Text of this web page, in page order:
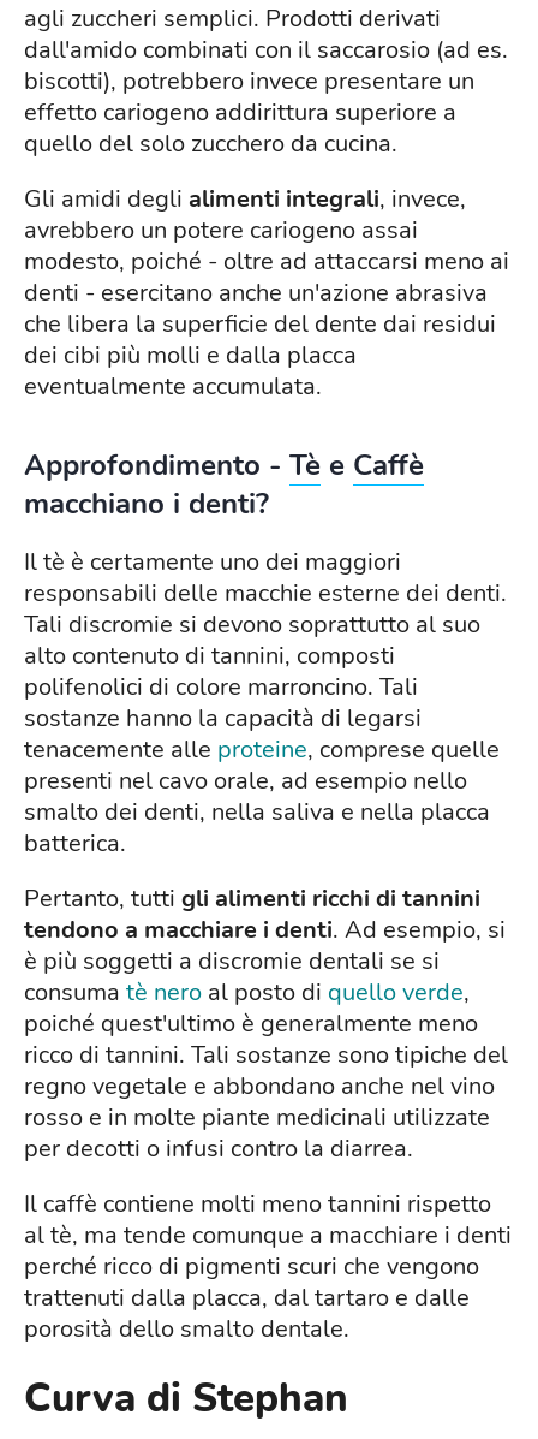
agli zuccheri semplici. Prodotti derivati
dall'amido combinati con il saccarosio (ad es.
biscotti), potrebbero invece presentare un
effetto cariogeno addirittura superiore a
quello del solo zucchero da cucina.
Gli amidi degli alimenti integrali, invece,
avrebbero un potere cariogeno assai
modesto, poiché - oltre ad attaccarsi meno ai
denti - esercitano anche un'azione abrasiva
che libera la superficie del dente dai residui
dei cibi più molli e dalla placca
eventualmente accumulata.
Approfondimento - Tè e Caffè
macchiano i denti?
Il tè è certamente uno dei maggiori
responsabili delle macchie esterne dei denti.
Tali discromie si devono soprattutto al suo
alto contenuto di tannini, composti
polifenolici di colore marroncino. Tali
sostanze hanno la capacità di legarsi
tenacemente alle proteine, comprese quelle
presenti nel cavo orale, ad esempio nello
smalto dei denti, nella saliva e nella placca
batterica.
Pertanto, tutti gli alimenti ricchi di tannini
tendono a macchiare i denti. Ad esempio, si
è più soggetti a discromie dentali se si
consuma tè nero al posto di quello verde,
poiché quest'ultimo è generalmente meno
ricco di tannini. Tali sostanze sono tipiche del
regno vegetale e abbondano anche nel vino
rosso e in molte piante medicinali utilizzate
per decotti o infusi contro la diarrea.
Il caffè contiene molti meno tannini rispetto
al tè, ma tende comunque a macchiare i denti
perché ricco di pigmenti scuri che vengono
trattenuti dalla placca, dal tartaro e dalle
porosità dello smalto dentale.
Curva di Stephan